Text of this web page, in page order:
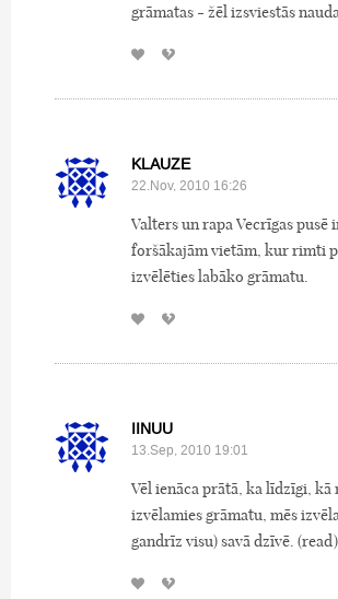
grāmatas - žēl izsviestās
KLAUZE
22.Nov, 2010 16:26
Valters un rapa Vecrīgas pusē
foršākajām vietām, kur rimti
izvēlēties labāko grāmatu.
IINUU
13.Sep, 2010 19:01
Vēl ienāca prātā, ka līdzīgi, kā
izvēlamies grāmatu, mēs
gandrīz visu) savā dzīvē. (read)